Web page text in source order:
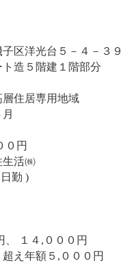
区洋光台５－４－３９
造５階建１階部分
住居専用地域
０円
生活㈱
勤 )
、 １４,０００円
え年額５,０００円